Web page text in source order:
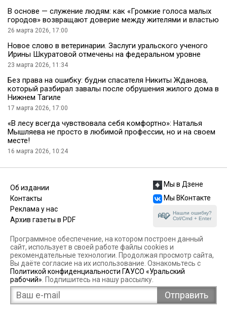
В основе — служение людям: как «Громкие голоса малых
городов» возвращают доверие между жителями и властью
26 марта 2026, 17:00
Новое слово в ветеринарии. Заслуги уральского ученого
Ирины Шкуратовой отмечены на федеральном уровне
23 марта 2026, 11:34
Без права на ошибку: будни спасателя Никиты Жданова,
который разбирал завалы после обрушения жилого дома в
Нижнем Тагиле
17 марта 2026, 17:00
«В лесу всегда чувствовала себя комфортно»: Наталья
Мышляева не просто в любимой профессии, но и на своем
месте!
16 марта 2026, 10:24
Об издании
Контакты
Реклама у нас
Архив газеты в PDF
Мы в Дзене
Мы ВКонтакте
Нашли ошибку?
Ctrl/Cmd + Enter
Программное обеспечение, на котором построен данный
сайт, использует в своей работе файлы cookies и
рекомендательные технологии. Продолжая просмотр сайта,
Вы даёте согласие на их использование. Ознакомьтесь с
Политикой конфиденциальности ГАУСО «Уральский
рабочий» . Подпишитесь на нашу рассылку.